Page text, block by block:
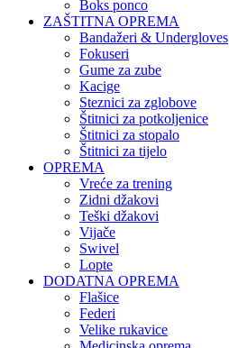
Boks ponco
ZAŠTITNA OPREMA
Bandažeri & Undergloves
Fokuseri
Gume za zube
Kacige
Steznici za zglobove
Štitnici za potkoljenice
Štitnici za stopalo
Štitnici za tijelo
OPREMA
Vreće za trening
Zidni džakovi
Teški džakovi
Vijače
Swivel
Lopte
DODATNA OPREMA
Flašice
Federi
Velike rukavice